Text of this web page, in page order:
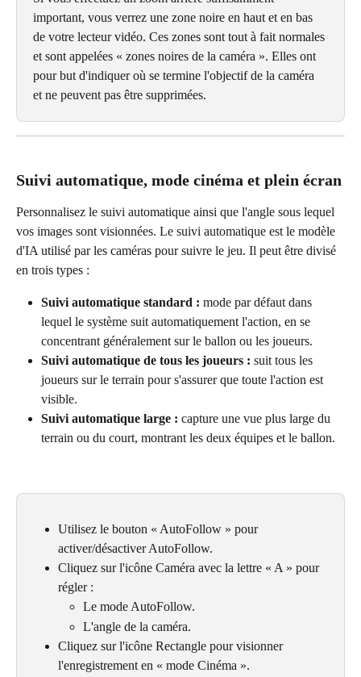
important, vous verrez une zone noire en haut et en bas
de votre lecteur vidéo. Ces zones sont tout à fait normales
et sont appelées « zones noires de la caméra ». Elles ont
pour but d'indiquer où se termine l'objectif de la caméra
et ne peuvent pas être supprimées.
Suivi automatique, mode cinéma et plein écran
Personnalisez le suivi automatique ainsi que l'angle sous lequel
vos images sont visionnées. Le suivi automatique est le modèle
d'IA utilisé par les caméras pour suivre le jeu. Il peut être divisé
en trois types :
Suivi automatique standard : mode par défaut dans
lequel le système suit automatiquement l'action, en se
concentrant généralement sur le ballon ou les joueurs.
Suivi automatique de tous les joueurs : suit tous les
joueurs sur le terrain pour s'assurer que toute l'action est
visible.
Suivi automatique large : capture une vue plus large du
terrain ou du court, montrant les deux équipes et le ballon.
Utilisez le bouton « AutoFollow » pour
activer/désactiver AutoFollow.
Cliquez sur l'icône Caméra avec la lettre « A » pour
régler :
Le mode AutoFollow.
L'angle de la caméra.
Cliquez sur l'icône Rectangle pour visionner
l'enregistrement en « mode Cinéma ».